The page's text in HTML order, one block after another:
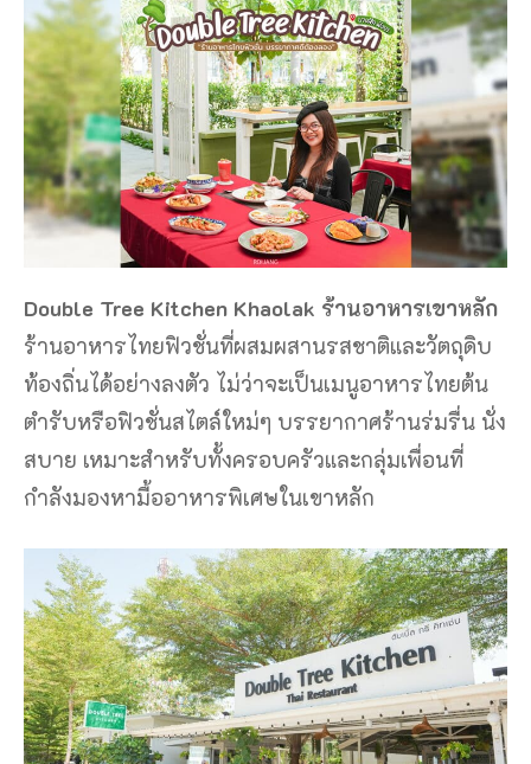
Double Tree Kitchen Khaolak ร้านอาหารเขาหลัก
ร้านอาหารไทยฟิวชั่นที่ผสมผสานรสชาติและวัตถุดิบ
ท้องถิ่นได้อย่างลงตัว ไม่ว่าจะเป็นเมนูอาหารไทยต้น
ตำรับหรือฟิวชั่นสไตล์ใหม่ๆ บรรยากาศร้านร่มรื่น นั่ง
สบาย เหมาะสำหรับทั้งครอบครัวและกลุ่มเพื่อนที่
กำลังมองหามื้ออาหารพิเศษในเขาหลัก